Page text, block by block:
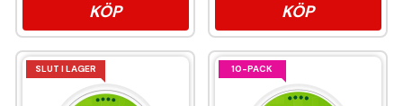
KÖP KÖP
SLUT I LAGER 10-PACK